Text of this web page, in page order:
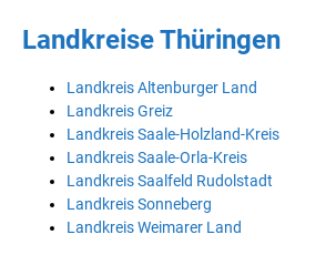
Landkreise Thüringen
Landkreis Altenburger Land
Landkreis Greiz
Landkreis Saale-Holzland-Kreis
Landkreis Saale-Orla-Kreis
Landkreis Saalfeld Rudolstadt
Landkreis Sonneberg
Landkreis Weimarer Land